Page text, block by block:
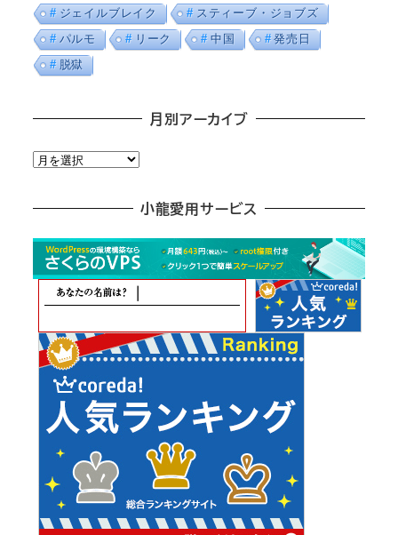
ジェイルブレイク
スティーブ・ジョブズ
パルモ
リーク 中国
発売日
脱獄
月別アーカイブ
月
カ
小龍愛用サービス